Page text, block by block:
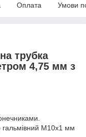
Оплата Умови
трубка
4,75 мм з
М10х1 мм